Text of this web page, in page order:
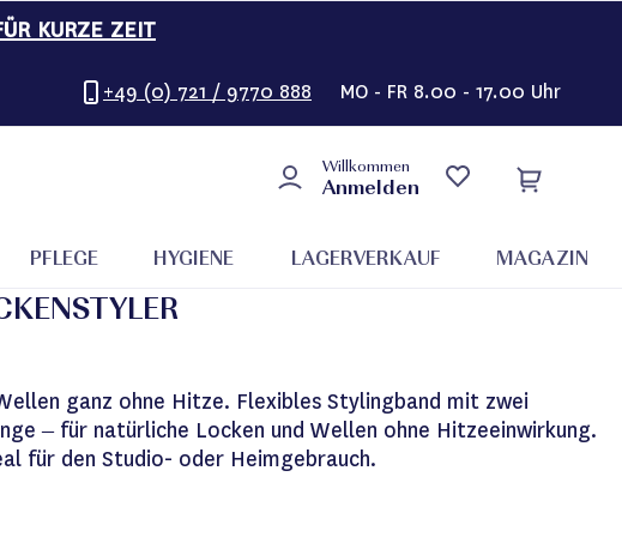
KURZE ZEIT
+49 (0) 721 / 9770 888 MO - FR 8.00 - 17.00 Uhr
Willkommen
Anmelden
PFLEGE HYGIENE LAGERVERKAUF MAGAZIN
ganz ohne Hitze. Flexibles Stylingband mit zwei
– für natürliche Locken und Wellen ohne Hitzeeinwirkung.
für den Studio- oder Heimgebrauch.